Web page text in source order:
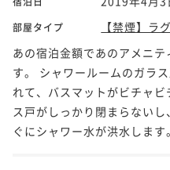
部屋タイプ
【禁煙】ラ
あの宿泊金額であのアメニ
す。 シャワールームのガラ
れて、バスマットがビチャ
ス戸がしっかり閉まらない
ぐにシャワー水が洪水します。